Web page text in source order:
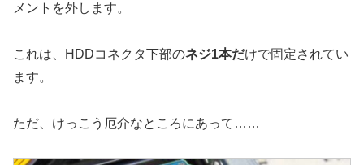
メントを外します。
これは、HDDコネクタ下部のネジ1本だけで固定されてい
ます。
ただ、けっこう厄介なところにあって……